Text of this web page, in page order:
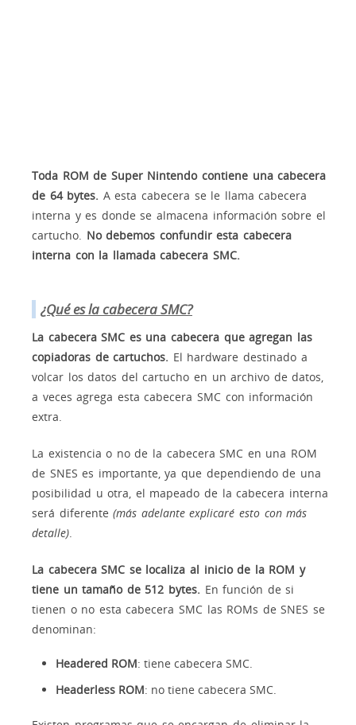
Toda ROM de Super Nintendo contiene una cabecera
de 64 bytes. A esta cabecera se le llama cabecera
interna y es donde se almacena información sobre el
cartucho. No debemos confundir esta cabecera
interna con la llamada cabecera SMC.
¿Qué es la cabecera SMC?
La cabecera SMC es una cabecera que agregan las
copiadoras de cartuchos. El hardware destinado a
volcar los datos del cartucho en un archivo de datos,
a veces agrega esta cabecera SMC con información
extra.
La existencia o no de la cabecera SMC en una ROM
de SNES es importante, ya que dependiendo de una
posibilidad u otra, el mapeado de la cabecera interna
será diferente(más adelante explicaré esto con más
detalle)
La cabecera SMC se localiza al inicio de la ROM y
tiene un tamaño de 512 bytes. En función de si
tienen o no esta cabecera SMC las ROMs de SNES se
denominan:
Headered ROM: tiene cabecera SMC.
Headerless ROM: no tiene cabecera SMC.